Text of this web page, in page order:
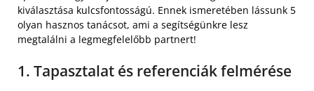
kiválasztása kulcsfontosságú. Ennek ismeretében lássunk 5
olyan hasznos tanácsot, ami a segítségünkre lesz
megtalálni a legmegfelelőbb partnert!
1. Tapasztalat és referenciák felmérése